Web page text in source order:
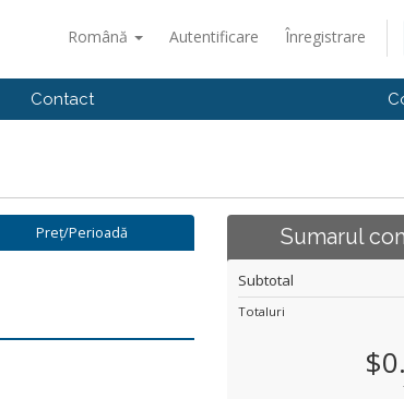
Română Autentificare Înregistrare
Contact
Preț/Perioadă Sumarul
Subtotal
Totaluri